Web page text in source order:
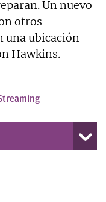
Un nuevo
otros
una ubicación
Hawkins.